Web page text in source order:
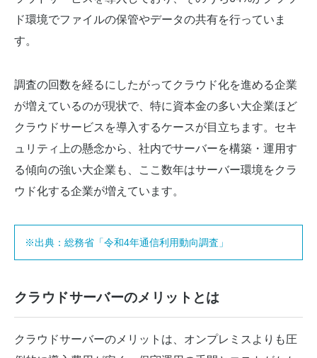
ド環境でファイルの保管やデータの共有を行っていま
す。
調査の回数を経るにしたがってクラウド化を進める企業
が増えているのが現状で、特に資本金の多い大企業ほど
クラウドサービスを導入するケースが目立ちます。セキ
ュリティ上の懸念から、社内でサーバーを構築・運用す
る傾向の強い大企業も、ここ数年はサーバー環境をクラ
ウド化する企業が増えています。
※出典：総務省「令和4年通信利用動向調査」
クラウドサーバーのメリットとは
クラウドサーバーのメリットは、オンプレミスよりも圧